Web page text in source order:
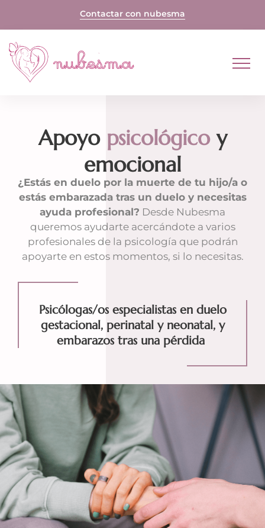
Contactar con nubesma
Apoyo psicológico y
emocional
¿Estás en duelo por la muerte de tu hijo/a o
estás embarazada tras un duelo y necesitas
ayuda profesional? Desde Nubesma
queremos ayudarte acercándote a varios
profesionales de la psicología que podrán
apoyarte en estos momentos, si lo necesitas.
Psicólogas/os especialistas en duelo
gestacional, perinatal y neonatal, y
embarazos tras una pérdida